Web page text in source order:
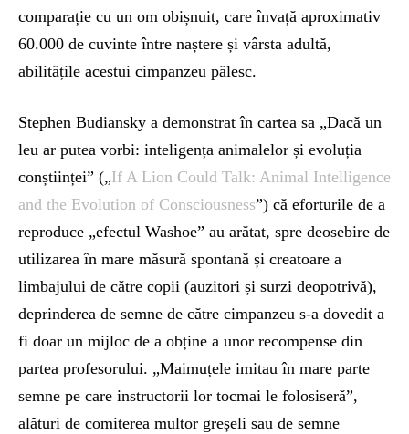
comparație cu un om obișnuit, care învață aproximativ
60.000 de cuvinte între naștere și vârsta adultă,
abilitățile acestui cimpanzeu pălesc.
Stephen Budiansky a demonstrat în cartea sa „Dacă un
leu ar putea vorbi: inteligența animalelor și evoluția
conștiinței” („If A Lion Could Talk: Animal Intelligence
and the Evolution of Consciousness”) că eforturile de a
reproduce „efectul Washoe” au arătat, spre deosebire de
utilizarea în mare măsură spontană și creatoare a
limbajului de către copii (auzitori și surzi deopotrivă),
deprinderea de semne de către cimpanzeu s-a dovedit a
fi doar un mijloc de a obține a unor recompense din
partea profesorului. „Maimuțele imitau în mare parte
semne pe care instructorii lor tocmai le folosiseră”,
alături de comiterea multor greșeli sau de semne